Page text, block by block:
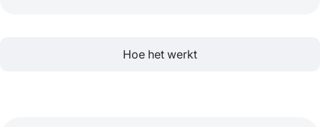
Hoe het werkt